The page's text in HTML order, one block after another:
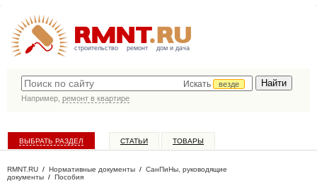
строительство ремонт дом и дача
Искать
везде
Например, ремонт в квартире
ВЫБРАТЬ РАЗДЕЛ СТАТЬИ ТОВАРЫ
RMNT.RU / Нормативные документы / СанПиНы, руководящие
документы / Пособия